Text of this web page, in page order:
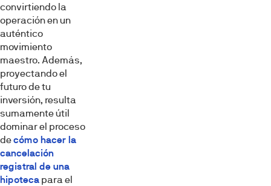
convirtiendo la
operación en un
auténtico
movimiento
maestro. Además,
proyectando el
futuro de tu
inversión, resulta
sumamente útil
dominar el proceso
decómo hacer la
cancelación
registral de una
hipoteca para el